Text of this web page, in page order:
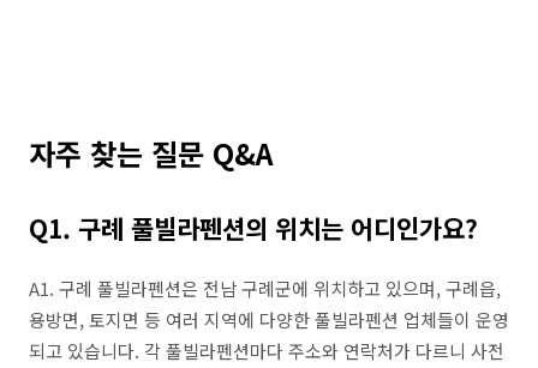
자주 찾는 질문 Q&A
Q1. 구례 풀빌라펜션의 위치는 어디인가요?
A1. 구례 풀빌라펜션은 전남 구례군에 위치하고 있으며, 구례읍,
용방면, 토지면 등 여러 지역에 다양한 풀빌라펜션 업체들이 운영
되고 있습니다. 각 풀빌라펜션마다 주소와 연락처가 다르니 사전